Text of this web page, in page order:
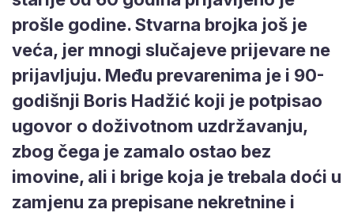
prošle godine. Stvarna brojka još je
veća, jer mnogi slučajeve prijevare ne
prijavljuju. Među prevarenima je i 90-
godišnji Boris Hadžić koji je potpisao
ugovor o doživotnom uzdržavanju,
zbog čega je zamalo ostao bez
imovine, ali i brige koja je trebala doći u
zamjenu za prepisane nekretnine i